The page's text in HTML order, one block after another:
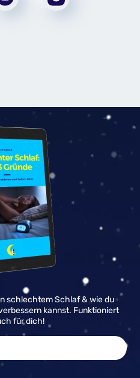
schlechtem Schlaf & wie du
kannst. Funktioniert
für dich!